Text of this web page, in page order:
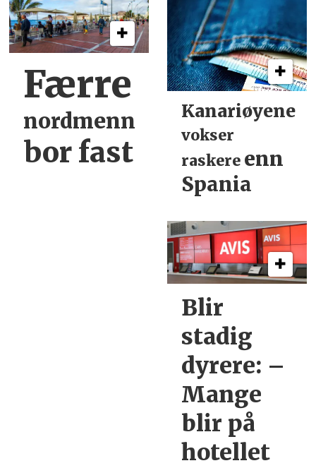
Færre
nordmenn
bor fast
Kanariøyene
vokser
raskere enn
Spania
Blir
stadig
dyrere: –
Mange
blir på
hotellet